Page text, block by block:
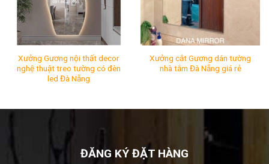
Mã SP:
Còn hàng
Xưởng Gương nội thất decor
nghệ thuật treo tường có đèn
led Đà Nẵng
Mã SP:
Tình Trạng:
Xưởng cắt Gương dán tường
nhà tắm Đà Nẵng giá rẻ
ĐĂNG KÝ ĐẶT HÀNG